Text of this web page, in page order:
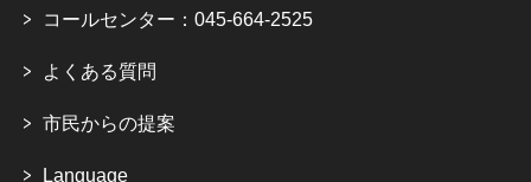
コールセンター：045-664-2525
よくある質問
市民からの提案
Language